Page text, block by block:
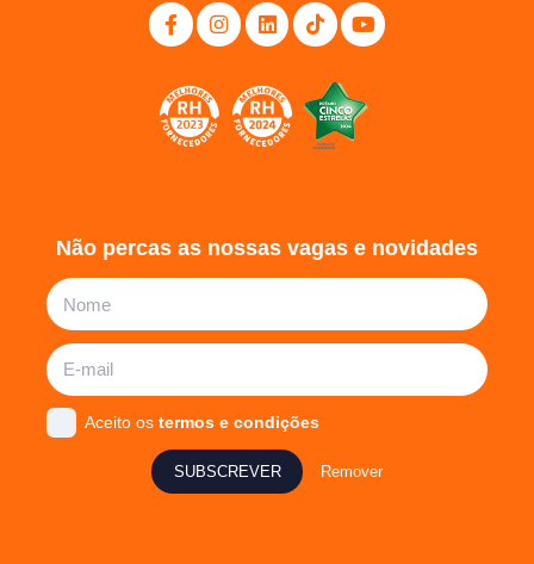
Não percas as nossas vagas e novidades
Aceito ostermos e condições
SUBSCREVER Remover